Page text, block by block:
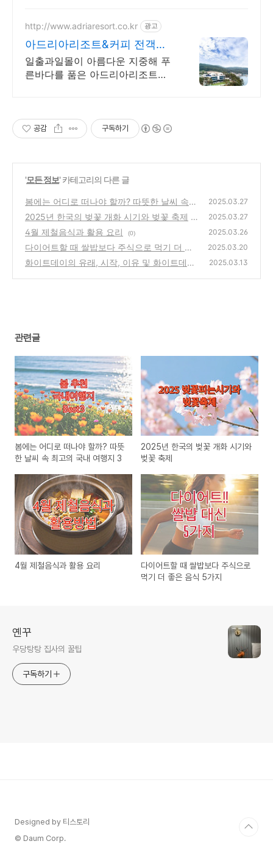
http://www.adriaresort.co.kr 광고
아드리아리조트&커피 전객실
바다전망, 아로마스파
일출과일몰이 아름다운 지중해 푸
른바다를 품은 아드리아리조트에
공감 구독하기
'모든 정보' 카테고리의 다른 글
봄에는 어디로 떠나야 할까? 따뜻한 날씨 속
최고의 국내 여행지 3
(1)
2025.03.27
2025년 한국의 벚꽃 개화 시기와 벚꽃 축제
(2)
2025.03.27
4월 제철음식과 활용 요리 (0) 2025.03.26
다이어트할 때 쌀밥보다 주식으로 먹기 더 좋
은 음식 5가지
(0)
2025.03.20
화이트데이의 유래, 시작, 이유 및 화이트데이
2025.03.13
관련글
봄에는 어디로 떠나야 할까? 따뜻
한 날씨 속 최고의 국내 여행지 3
2025년 한국의 벚꽃 개화 시기와
벚꽃 축제
4월 제철음식과 활용 요리
다이어트할 때 쌀밥보다 주식으로
먹기 더 좋은 음식 5가지
옌꾸
우당탕탕 집사의 꿀팁
구독하기
Designed by 티스토리
© Daum Corp.